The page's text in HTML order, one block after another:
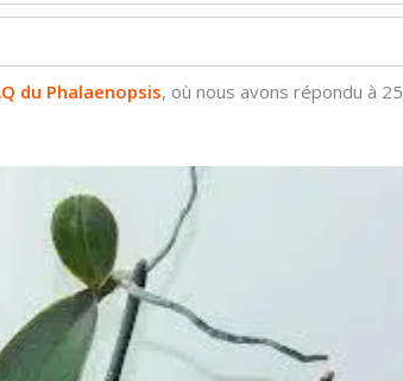
du Phalaenopsis, où nous avons répondu à 25